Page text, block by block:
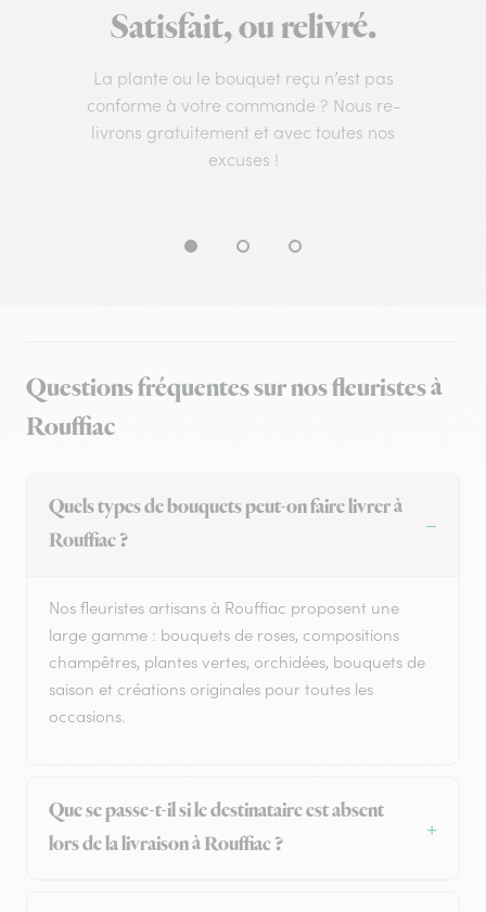
Satisfait, ou relivré.
La plante ou le bouquet reçu n’est pas
conforme à votre commande ? Nous re-
livrons gratuitement et avec toutes nos
excuses !
Questions fréquentes sur nos fleuristes à
Rouffiac
Quels types de bouquets peut-on faire livrer à
Rouffiac ?
Nos fleuristes artisans à Rouffiac proposent une
large gamme : bouquets de roses, compositions
champêtres, plantes vertes, orchidées, bouquets de
saison et créations originales pour toutes les
occasions.
Que se passe-t-il si le destinataire est absent
lors de la livraison à Rouffiac ?